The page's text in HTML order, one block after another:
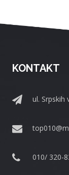
KONTAKT
ul. Srpskih
010/ 320-